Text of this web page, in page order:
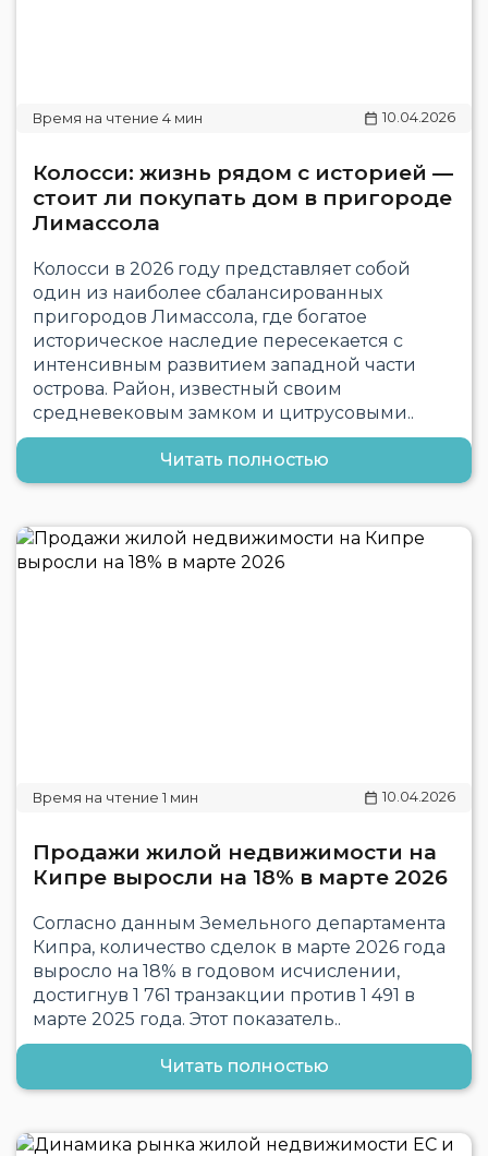
10.04.2026
Колосси: жизнь рядом с историей —
стоит ли покупать дом в пригороде
Лимассола
Колосси в 2026 году представляет собой
один из наиболее сбалансированных
пригородов Лимассола, где богатое
историческое наследие пересекается с
интенсивным развитием западной части
острова. Район, известный своим
средневековым замком и цитрусовыми..
Читать полностью
10.04.2026
Продажи жилой недвижимости на
Кипре выросли на 18% в марте 2026
Согласно данным Земельного департамента
Кипра, количество сделок в марте 2026 года
выросло на 18% в годовом исчислении,
достигнув 1 761 транзакции против 1 491 в
марте 2025 года. Этот показатель..
Читать полностью